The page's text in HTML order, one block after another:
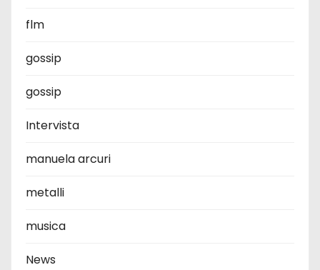
flm
gossip
gossip
Intervista
manuela arcuri
metalli
musica
News